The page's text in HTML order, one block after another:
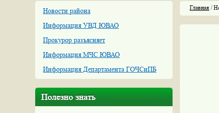
Новости района
Информация УВД ЮВАО
Прокурор разъясняет
Информация МЧС ЮВАО
Информация Департамента ГОЧСиПБ
Полезно знать
Главная /